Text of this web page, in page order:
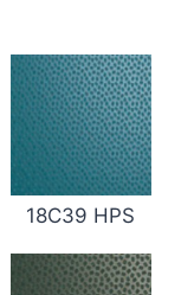
18C39 HPS